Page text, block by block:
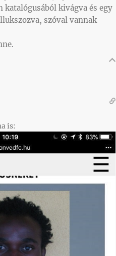
katalógusából kivágva és egy
szóval vannak
is: